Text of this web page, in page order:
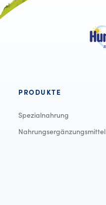
PRODUKTE
Spezialnahrung
Nahrungsergänzungsmittel